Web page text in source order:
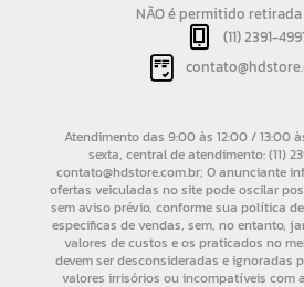
NÃO é permitido
(11) 2391-